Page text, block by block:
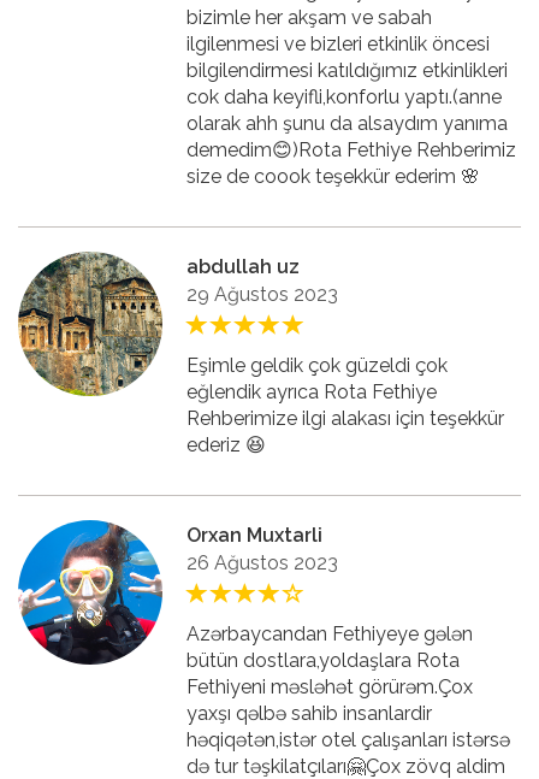
bizimle her akşam ve sabah
ilgilenmesi ve bizleri etkinlik öncesi
bilgilendirmesi katıldığımız etkinlikleri
cok daha keyifli,konforlu yaptı.(anne
olarak ahh şunu da alsaydım yanıma
demedim😊)Rota Fethiye Rehberimiz
size de coook teşekkür ederim 🌸
abdullah uz
29 Ağustos 2023
Eşimle geldik çok güzeldi çok
eğlendik ayrıca Rota Fethiye
Rehberimize ilgi alakası için teşekkür
ederiz 😆
Orxan Muxtarli
26 Ağustos 2023
Azərbaycandan Fethiyeye gələn
bütün dostlara,yoldaşlara Rota
Fethiyeni məsləhət görürəm.Çox
yaxşı qəlbə sahib insanlardir
həqiqətən,istər otel çalışanları istərsə
də tur təşkilatçıları🤗Çox zövq aldim